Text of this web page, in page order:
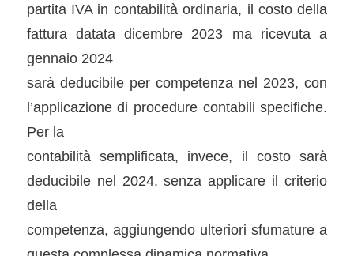
partita IVA in contabilità ordinaria, il costo della
fattura datata dicembre 2023 ma ricevuta a
gennaio 2024
sarà deducibile per competenza nel 2023, con
l’applicazione di procedure contabili specifiche.
Per la
contabilità semplificata, invece, il costo sarà
deducibile nel 2024, senza applicare il criterio
della
competenza, aggiungendo ulteriori sfumature a